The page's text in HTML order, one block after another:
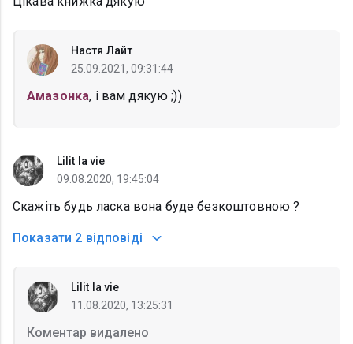
Настя Лайт
25.09.2021, 09:31:44
Амазонка, і вам дякую ;))
Lilit la vie
09.08.2020, 19:45:04
Скажіть будь ласка вона буде безкоштовною ?
Показати 2 відповіді
Lilit la vie
11.08.2020, 13:25:31
Коментар видалено